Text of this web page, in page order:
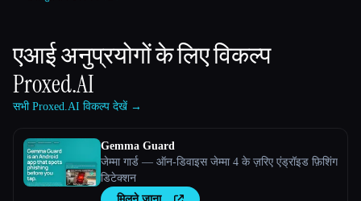
एआई अनुप्रयोगों के लिए विकल्प
Proxed.AI
सभी Proxed.AI विकल्प देखें →
Gemma Guard
जेम्मा गार्ड — ऑन-डिवाइस जेम्मा 4 के ज़रिए एंड्रॉइड फ़िशिंग
डिटेक्शन